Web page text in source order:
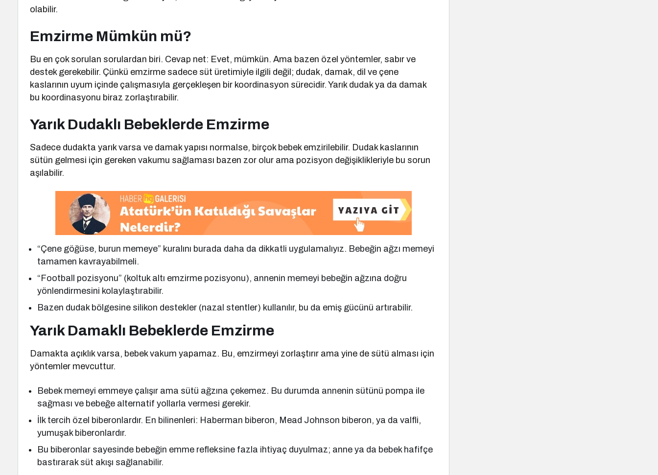
olabilir.
Emzirme Mümkün mü?
Bu en çok sorulan sorulardan biri. Cevap net: Evet, mümkün. Ama bazen özel yöntemler, sabır ve
destek gerekebilir. Çünkü emzirme sadece süt üretimiyle ilgili değil; dudak, damak, dil ve çene
kaslarının uyum içinde çalışmasıyla gerçekleşen bir koordinasyon sürecidir. Yarık dudak ya da damak
bu koordinasyonu biraz zorlaştırabilir.
Yarık Dudaklı Bebeklerde Emzirme
Sadece dudakta yarık varsa ve damak yapısı normalse, birçok bebek emzirilebilir. Dudak kaslarının
sütün gelmesi için gereken vakumu sağlaması bazen zor olur ama pozisyon değişiklikleriyle bu sorun
aşılabilir.
“Çene göğüse, burun memeye” kuralını burada daha da dikkatli uygulamalıyız. Bebeğin ağzı memeyi
tamamen kavrayabilmeli.
“Football pozisyonu” (koltuk altı emzirme pozisyonu), annenin memeyi bebeğin ağzına doğru
yönlendirmesini kolaylaştırabilir.
Bazen dudak bölgesine silikon destekler (nazal stentler) kullanılır, bu da emiş gücünü artırabilir.
Yarık Damaklı Bebeklerde Emzirme
Damakta açıklık varsa, bebek vakum yapamaz. Bu, emzirmeyi zorlaştırır ama yine de sütü alması için
yöntemler mevcuttur.
Bebek memeyi emmeye çalışır ama sütü ağzına çekemez. Bu durumda annenin sütünü pompa ile
sağması ve bebeğe alternatif yollarla vermesi gerekir.
İlk tercih özel biberonlardır. En bilinenleri: Haberman biberon, Mead Johnson biberon, ya da valfli,
yumuşak biberonlardır.
Bu biberonlar sayesinde bebeğin emme refleksine fazla ihtiyaç duyulmaz; anne ya da bebek hafifçe
bastırarak süt akışı sağlanabilir.